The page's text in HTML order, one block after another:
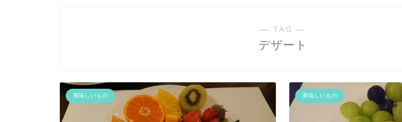
― TAG ―
デザート
美味しいもの 美味しいもの